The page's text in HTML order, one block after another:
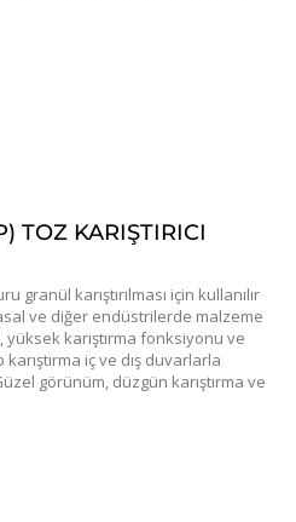
TOZ KARIŞTIRICI
granül karıştırılması için kullanılır
ve diğer endüstrilerde malzeme
yüksek karıştırma fonksiyonu ve
iç ve dış duvarlarla
görünüm, düzgün karıştırma ve